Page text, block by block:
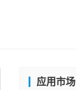
应用市场